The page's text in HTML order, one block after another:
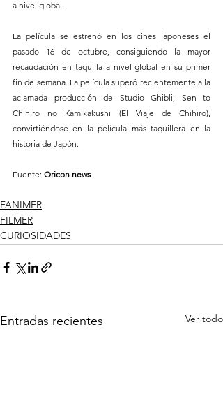
a nivel global.
La película se estrenó en los cines japoneses el
pasado 16 de octubre, consiguiendo la mayor
recaudación en taquilla a nivel global en su primer
fin de semana. La película superó recientemente a la
aclamada producción de Studio Ghibli, Sen to
Chihiro no Kamikakushi (El Viaje de Chihiro),
convirtiéndose en la película más taquillera en la
historia de Japón.
Fuente: Oricon news
FANIMER
FILMER
CURIOSIDADES
Entradas recientes Ver todo